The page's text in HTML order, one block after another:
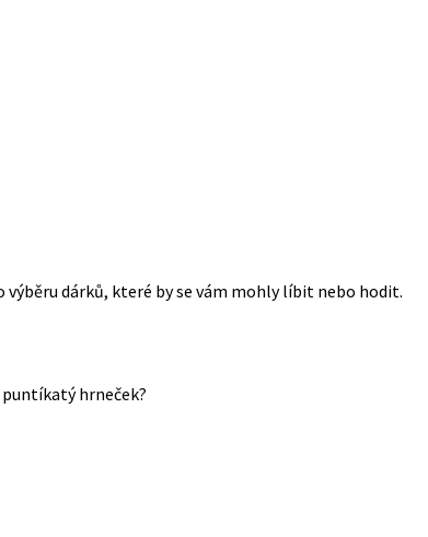
výběru dárků, které by se vám mohly líbit nebo hodit.
hrneček?